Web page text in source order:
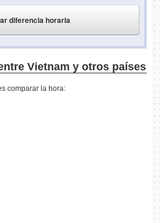
Vietnam y otros países
comparar la hora: